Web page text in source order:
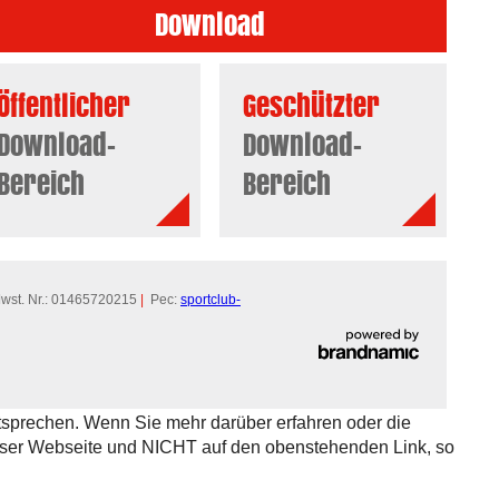
Download
Geschützter
Download-
Bereich
Nr.: 01465720215 Pec: sportclub-
Wenn Sie mehr darüber erfahren oder die
Webseite und NICHT auf den obenstehenden Link, so